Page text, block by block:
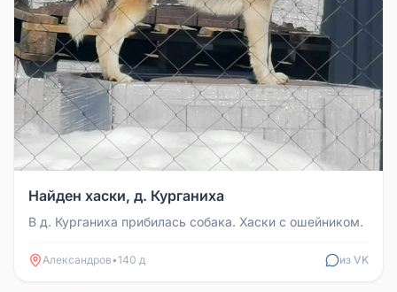
Найден хаски, д. Курганиха
В д. Курганиха прибилась собака. Хаски с ошейником.
Александров•140 д из VK